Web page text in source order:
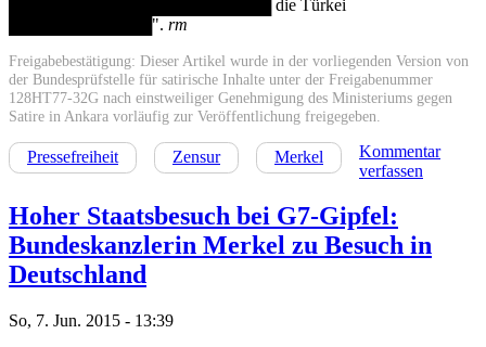
██████████████████████ die Türkei
████████████". rm
Freigabebestätigung: Dieser Artikel wurde in der vorliegenden Version von
der Bundesprüfstelle für satirische Inhalte unter der Freigabenummer
128HT77-32G nach einstweiliger Genehmigung des Ministeriums gegen
Satire in Ankara vorläufig zur Veröffentlichung freigegeben.
Pressefreiheit Zensur Merkel
Kommentar
verfassen
Hoher Staatsbesuch bei G7-Gipfel:
Bundeskanzlerin Merkel zu Besuch in
Deutschland
So, 7. Jun. 2015 - 13:39